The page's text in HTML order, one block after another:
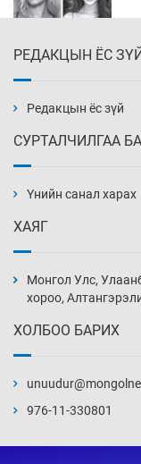
20
21
21
РЕДАКЦЫН ЁС ЗҮЙ
Редакцын ёс зүй
СУРТАЛЧИЛГАА
Үнийн санал харах
ХАЯГ
Монгол Улс,
хороо,
ХОЛБОО БАРИХ
976-11-330801